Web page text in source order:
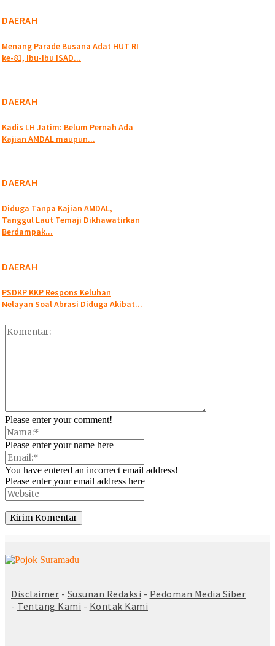
DAERAH
Menang Parade Busana Adat HUT RI
ke-81, Ibu-Ibu ISAD...
DAERAH
Kadis LH Jatim: Belum Pernah Ada
Kajian AMDAL maupun...
DAERAH
Diduga Tanpa Kajian AMDAL,
Tanggul Laut Temaji Dikhawatirkan
Berdampak...
DAERAH
PSDKP KKP Respons Keluhan
Nelayan Soal Abrasi Diduga Akibat...
Please enter your comment!
Please enter your name here
You have entered an incorrect email address!
Please enter your email address here
Disclaimer - Susunan Redaksi - Pedoman Media Siber
- Tentang Kami - Kontak Kami